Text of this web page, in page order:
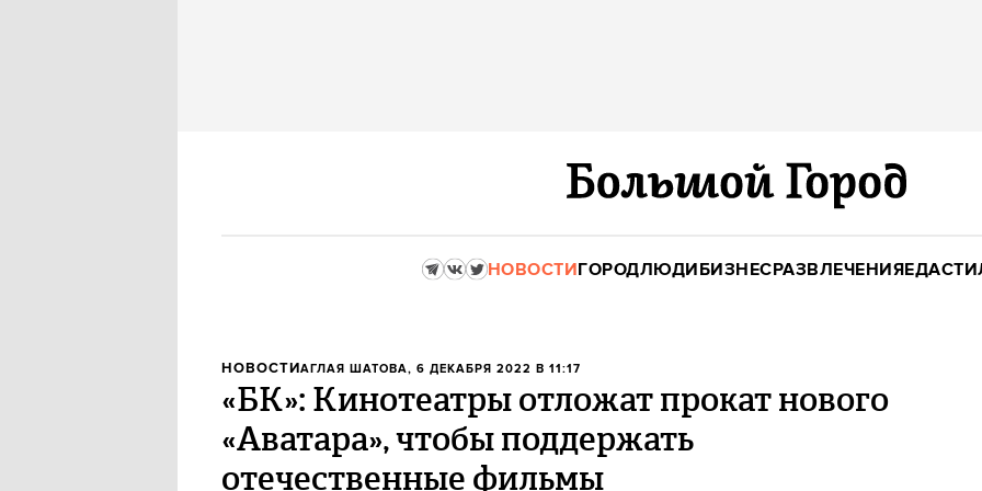
НОВОСТИГОРОДЛЮДИБИЗНЕСРАЗВЛЕЧЕНИЯЕДА
НОВОСТИАГЛАЯ ШАТОВА, 6 ДЕКАБРЯ 2022 В 11:17
«БК»: Кинотеатры отложат прокат нового
«Аватара», чтобы поддержать
отечественные фильмы